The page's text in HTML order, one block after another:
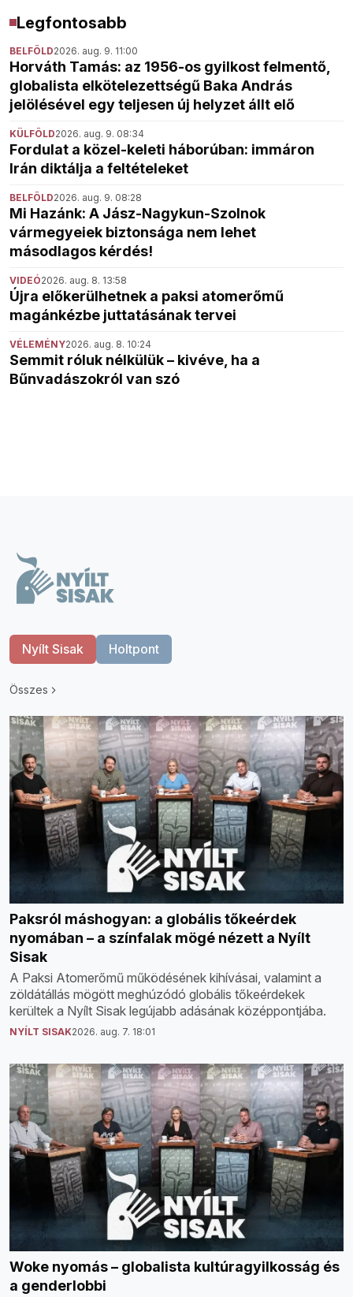
Legfontosabb
BELFÖLD2026. aug. 9. 11:00
Horváth Tamás: az 1956-os gyilkost felmentő,
globalista elkötelezettségű Baka András
jelölésével egy teljesen új helyzet állt elő
KÜLFÖLD2026. aug. 9. 08:34
Fordulat a közel-keleti háborúban: immáron
Irán diktálja a feltételeket
BELFÖLD2026. aug. 9. 08:28
Mi Hazánk: A Jász-Nagykun-Szolnok
vármegyeiek biztonsága nem lehet
másodlagos kérdés!
VIDEÓ2026. aug. 8. 13:58
Újra előkerülhetnek a paksi atomerőmű
magánkézbe juttatásának tervei
VÉLEMÉNY2026. aug. 8. 10:24
Semmit róluk nélkülük – kivéve, ha a
Bűnvadászokról van szó
Nyílt Sisak Holtpont
Összes
Paksról máshogyan: a globális tőkeérdek
nyomában – a színfalak mögé nézett a Nyílt
Sisak
A Paksi Atomerőmű működésének kihívásai, valamint a
zöldátállás mögött meghúzódó globális tőkeérdekek
kerültek a Nyílt Sisak legújabb adásának középpontjába.
NYÍLT SISAK2026. aug. 7. 18:01
Woke nyomás – globalista kultúragyilkosság és
a genderlobbi